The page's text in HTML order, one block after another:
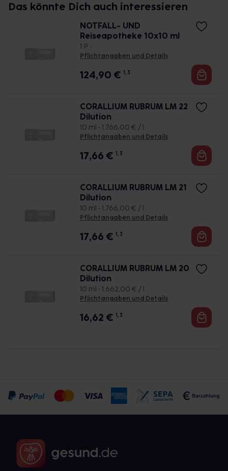
Das könnte Dich auch interessieren
NOTFALL- UND
Reiseapotheke 10x10 ml
1 P •
Pflichtangaben und Details
124,90 € 1, 3
CORALLIUM RUBRUM LM 22
Dilution
10 ml • 1.766,00 € / l
Pflichtangaben und Details
17,66 € 1, 3
CORALLIUM RUBRUM LM 21
Dilution
10 ml • 1.766,00 € / l
Pflichtangaben und Details
17,66 € 1, 3
CORALLIUM RUBRUM LM 20
Dilution
10 ml • 1.662,00 € / l
Pflichtangaben und Details
16,62 € 1, 3